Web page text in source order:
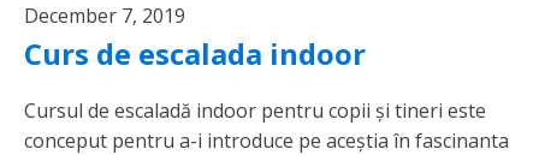
December 7, 2019
Curs de escalada indoor
Cursul de escaladă indoor pentru copii și tineri este
conceput pentru a-i introduce pe aceștia în fascinanta